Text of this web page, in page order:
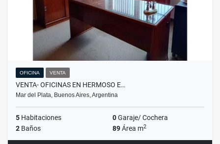
OFICINA VENTA
VENTA- OFICINAS EN HERMOSO E…
Mar del Plata, Buenos Aires, Argentina
5 Habitaciones 0Garaje/ Cochera
2 Baños 89Área m2